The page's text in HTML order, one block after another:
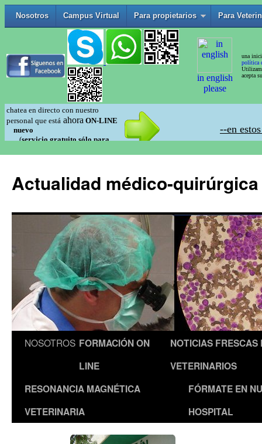
Actualidad médico-
NOSOTROS FORMACIÓN ON
LINE
NOTICIAS FRESCAS
VETERINARIOS
RESONANCIA MAGNÉTICA
VETERINARIA
FÓRMATE EN
HOSPITAL